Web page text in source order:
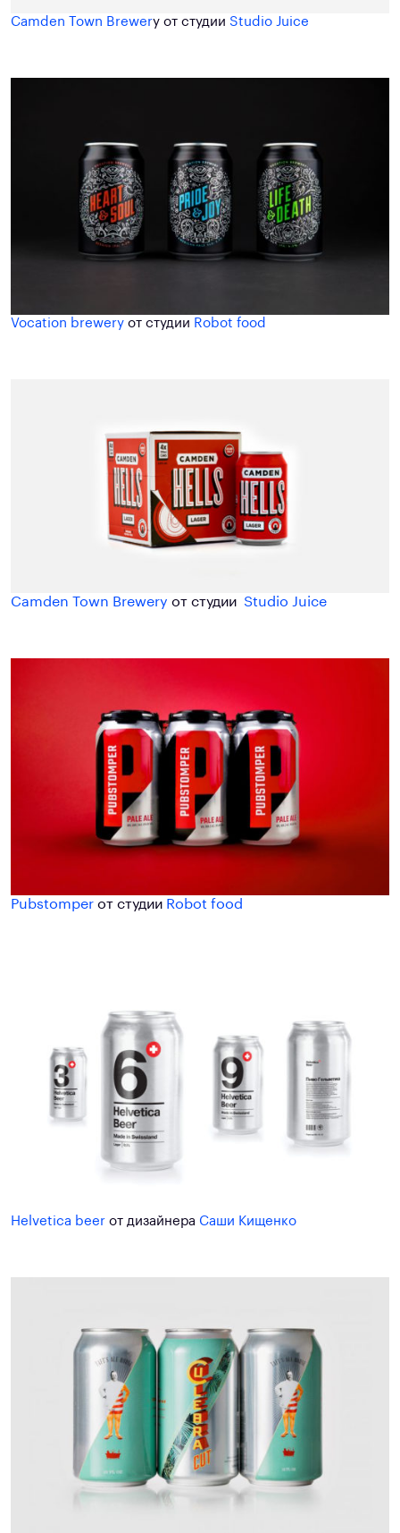
Camden Town Brewery от студии Studio Juice
Vocation brewery от студии Robot food
Camden Town Brewery от студии Studio Juice
Pubstomper от студии Robot food
Helvetica beer от дизайнера Саши Кищенко